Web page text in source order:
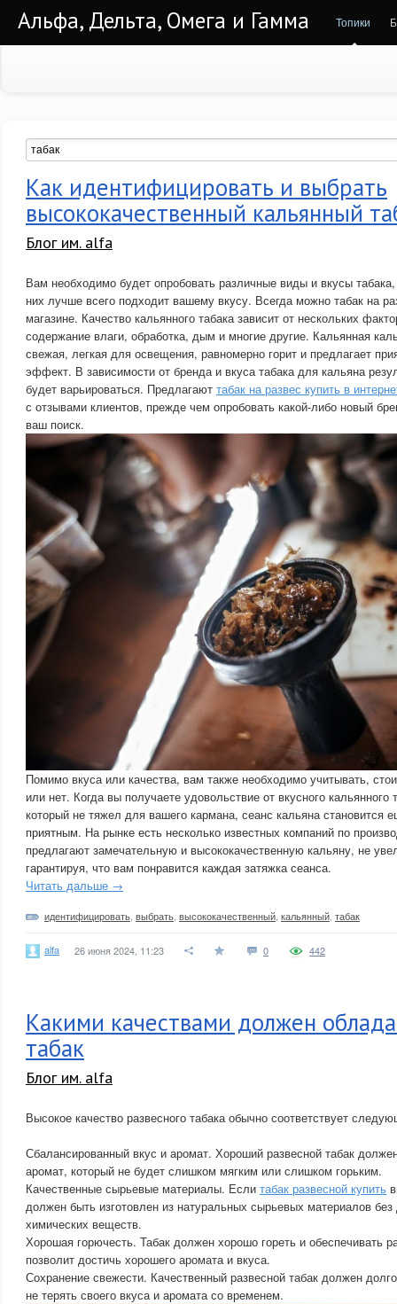
Альфа, Дельта, Омега и Гамма Топики
Как идентифицировать и выбрать
высококачественный кальянный
Блог им. alfa
Вам необходимо будет опробовать различные виды и вкусы
них лучше всего подходит вашему вкусу. Всегда можно табак на
магазине. Качество кальянного табака зависит от нескольких
содержание влаги, обработка, дым и многие другие. Кальянная
свежая, легкая для освещения, равномерно горит и предлагает
эффект. В зависимости от бренда и вкуса табака для кальяна
будет варьироваться. Предлагают табак на развес купить в
с отзывами клиентов, прежде чем опробовать какой-либо новый
ваш поиск.
Помимо вкуса или качества, вам также необходимо учитывать,
или нет. Когда вы получаете удовольствие от вкусного
который не тяжел для вашего кармана, сеанс кальяна становится
приятным. На рынке есть несколько известных компаний по
предлагают замечательную и высококачественную кальяну, не
гарантируя, что вам понравится каждая затяжка сеанса.
Читать дальше →
идентифицировать выбрать высококачественный кальянный табак
alfa 26 июня 2024, 11:23 0 442
Какими качествами должен
табак
Блог им. alfa
Высокое качество развесного табака обычно соответствует
Сбалансированный вкус и аромат. Хороший развесной табак
аромат, который не будет слишком мягким или слишком горьким.
Качественные сырьевые материалы. Если табак развесной купить
должен быть изготовлен из натуральных сырьевых материалов
химических веществ.
Хорошая горючесть. Табак должен хорошо гореть и обеспечивать
позволит достичь хорошего аромата и вкуса.
Сохранение свежести. Качественный развесной табак должен
не терять своего вкуса и аромата со временем.